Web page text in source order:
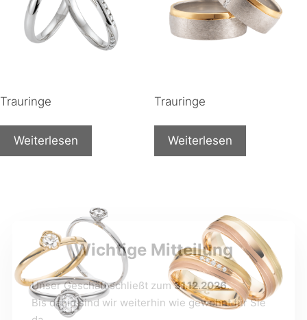
Trauringe
Weiterlesen
Trauringe
Weiterlesen
Wichtige Mitteilung
Unser Geschäft schließt zum31.12.2026.
Bis dahin sind wir weiterhin wie gewohnt für Sie